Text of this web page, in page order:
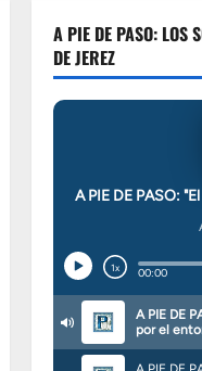
A PIE DE PASO: LOS
DE JEREZ